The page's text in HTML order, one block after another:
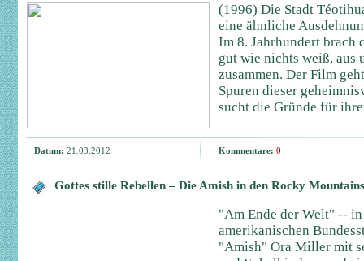
(1996) Die Stadt
eine ähnliche
Im 8. Jahrhundert brach
gut wie nichts weiß,
zusammen. Der Film
Spuren dieser
sucht die Gründe für
Datum: 21.03.2012 Kommentare: 0
Gottes stille Rebellen – Die Amish in den Rocky Mountains
"Am Ende der Welt" --
amerikanischen
"Amish" Ora Miller mit